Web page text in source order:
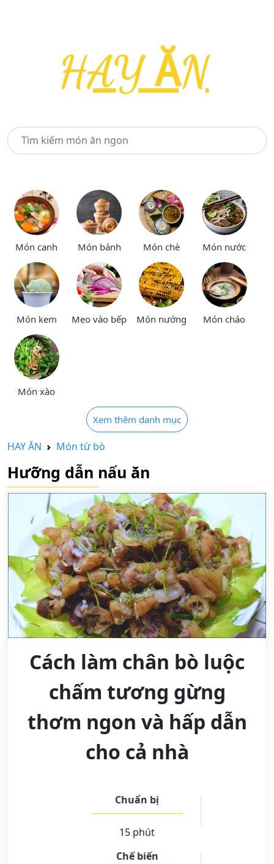
Món canh Món bánh Món chè Món nước
Món kem Mẹo vào bếp Món nướng Món cháo
Món xào
Xem thêm danh mục
HAY ĂN Món từ bò
Hưỡng dẫn nấu ăn
Cách làm chân bò luộc
chấm tương gừng
thơm ngon và hấp dẫn
cho cả nhà
Chuẩn bị
15 phút
Chế biến